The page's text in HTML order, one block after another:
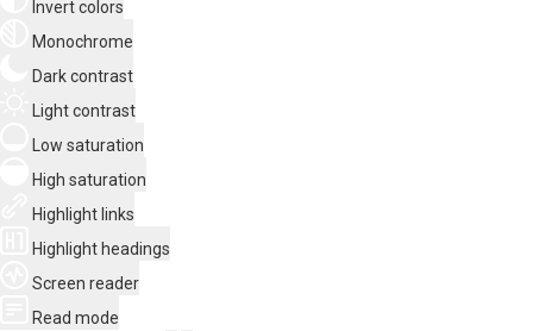
Invert colors
Monochrome
Dark contrast
Light contrast
Low saturation
High saturation
Highlight links
Highlight headings
Screen reader
Read mode